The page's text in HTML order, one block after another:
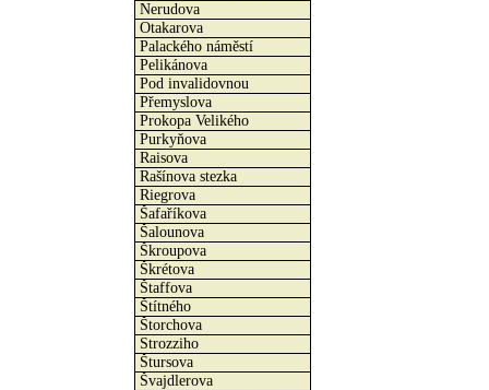
Nerudova
Otakarova
Palackého náměstí
Pelikánova
Pod invalidovnou
Přemyslova
Prokopa Velikého
Purkyňova
Raisova
Rašínova stezka
Riegrova
Šafaříkova
Šalounova
Škroupova
Škrétova
Štaffova
Štítného
Štorchova
Strozziho
Štursova
Švajdlerova